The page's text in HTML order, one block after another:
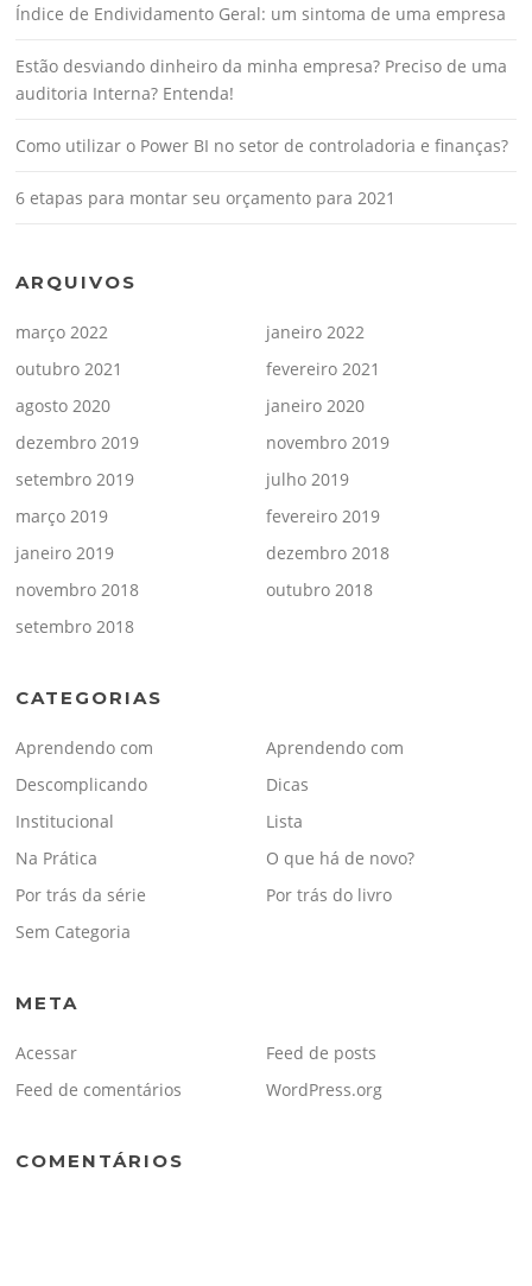
Índice de Endividamento Geral: um sintoma de uma empresa
Estão desviando dinheiro da minha empresa? Preciso de uma
auditoria Interna? Entenda!
Como utilizar o Power BI no setor de controladoria e finanças?
6 etapas para montar seu orçamento para 2021
ARQUIVOS
março 2022
janeiro 2022
outubro 2021
fevereiro 2021
agosto 2020
janeiro 2020
dezembro 2019
novembro 2019
setembro 2019
julho 2019
março 2019
fevereiro 2019
janeiro 2019
dezembro 2018
novembro 2018
outubro 2018
setembro 2018
CATEGORIAS
Aprendendo com
Aprendendo com
Descomplicando
Dicas
Institucional
Lista
Na Prática
O que há de novo?
Por trás da série
Por trás do livro
Sem Categoria
META
Acessar
Feed de posts
Feed de comentários
WordPress.org
COMENTÁRIOS